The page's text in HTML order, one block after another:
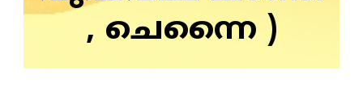
, ചെന്നൈ )